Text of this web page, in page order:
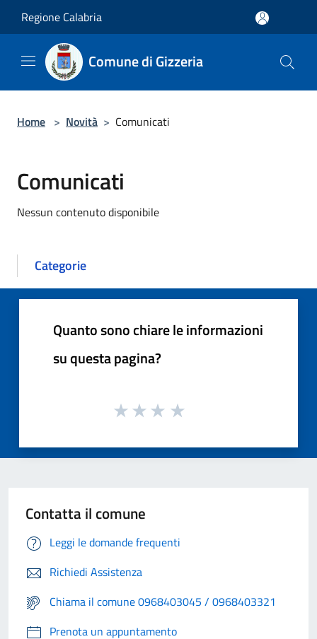
Regione Calabria
Comune di Gizzeria
Home > Novità > Comunicati
Comunicati
Nessun contenuto disponibile
Categorie
Quanto sono chiare le informazioni
su questa pagina?
Contatta il comune
Leggi le domande frequenti
Richiedi Assistenza
Chiama il comune 0968403045 / 0968403321
Prenota un appuntamento